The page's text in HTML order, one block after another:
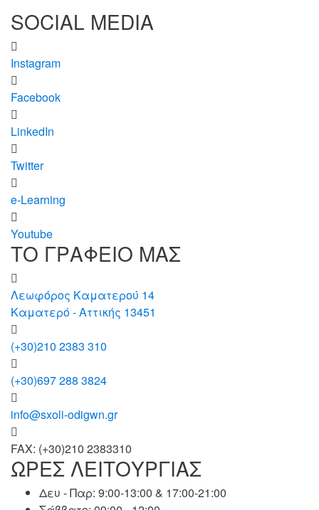
SOCIAL MEDIA
Instagram
Facebook
LinkedIn
Twitter
e-Learning
Youtube
ΤΟ ΓΡΑΦΕΙΟ ΜΑΣ
Λεωφόρος Καματερού 14
Καματερό - Αττικής 13451
(+30)210 2383 310
(+30)697 288 3824
info@sxoli-odigwn.gr
FAX: (+30)210 2383310
ΩΡΕΣ ΛΕΙΤΟΥΡΓΙΑΣ
Δευ - Παρ: 9:00-13:00 & 17:00-21:00